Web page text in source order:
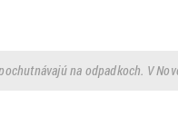
na odpadkoch. V